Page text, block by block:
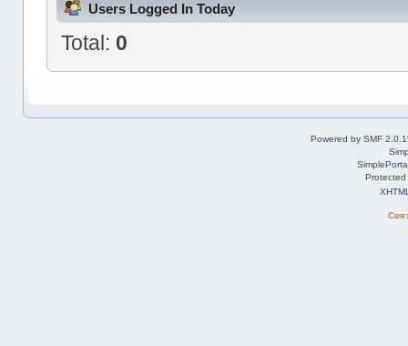
Users Logged In Today
Total: 0
Powered by SMF